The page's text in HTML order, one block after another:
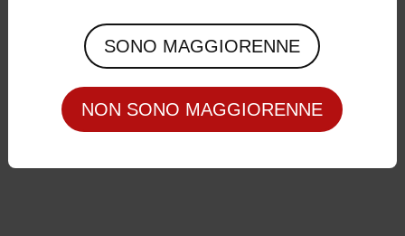
SONO MAGGIORENNE
NON SONO MAGGIORENNE